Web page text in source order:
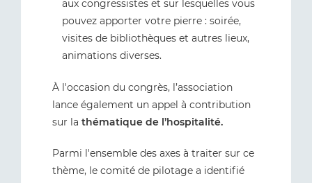
aux congressistes et sur lesquelles vous
pouvez apporter votre pierre : soirée,
visites de bibliothèques et autres lieux,
animations diverses.
À l'occasion du congrès, l’association
lance également un appel à contribution
sur la thématique de l’hospitalité.
Parmi l'ensemble des axes à traiter sur ce
thème, le comité de pilotage a identifié